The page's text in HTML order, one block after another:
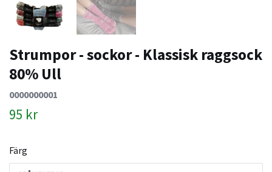
Strumpor - sockor - Klassisk raggsock
80% Ull
0000000001
95 kr
Färg